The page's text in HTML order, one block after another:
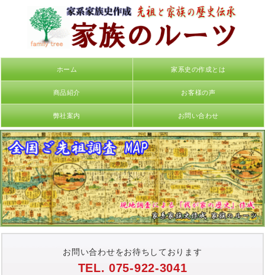
ホーム 家系史の作成とは
商品紹介 お客様の声
弊社案内 お問い合わせ
お問い合わせをお待ちしております
TEL. 075-922-3041